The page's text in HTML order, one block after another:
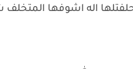
اله اشوفها